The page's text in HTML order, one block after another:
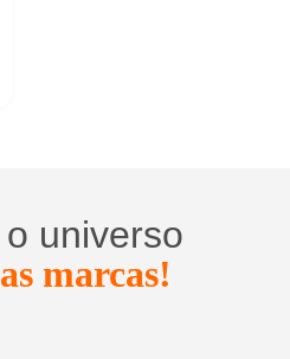
universo
marcas!